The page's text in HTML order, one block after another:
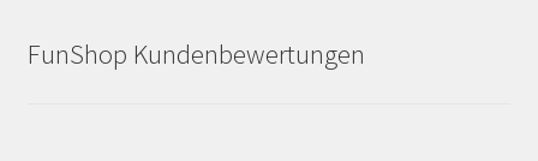
FunShop Kundenbewertungen